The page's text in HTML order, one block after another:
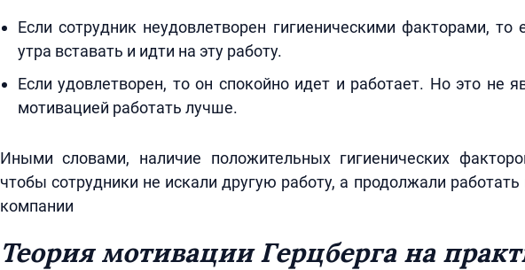
Если сотрудник неудовлетворен гигиеническими факторами, то
утра вставать и идти на эту работу.
Если удовлетворен, то он спокойно идет и работает. Но это не
мотивацией работать лучше.
Иными словами, наличие положительных гигиенических
чтобы сотрудники не искали другую работу, а продолжали
компании
Теория мотивации Герцберга на